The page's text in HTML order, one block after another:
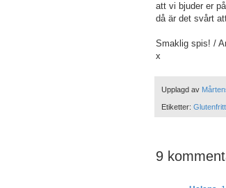
att vi bjuder er
då är det svårt
Smaklig spis! /
x
Upplagd av
Etiketter: Glutenfritt
9